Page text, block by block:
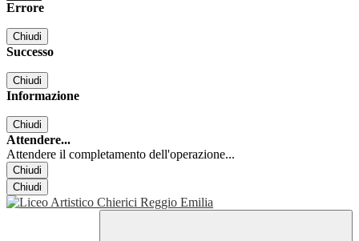
Errore
Chiudi
Successo
Chiudi
Informazione
Chiudi
Attendere...
Attendere il completamento dell'operazione...
Chiudi
Chiudi